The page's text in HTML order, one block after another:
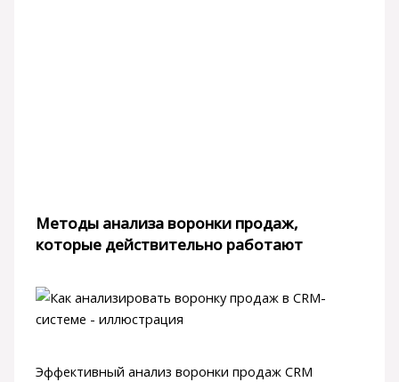
Методы анализа воронки продаж,
которые действительно работают
Эффективный анализ воронки продаж CRM